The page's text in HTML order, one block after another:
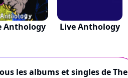
Anthology Live Anthology
les albums et singles de The